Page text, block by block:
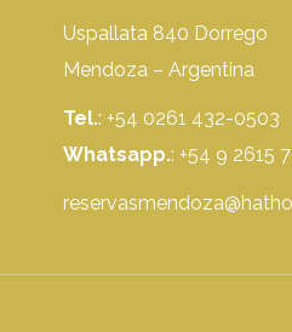
Uspallata 840 Dorrego
Mendoza – Argentina
Tel.: +54 0261 432-0503
Whatsapp.: +54 9 2615